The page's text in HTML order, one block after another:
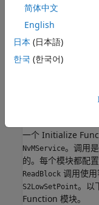
一个 Initialize
NvMService。调用
的。每个模块都配
ReadBlock 调用使
S2LowSetPoint。以
Function 模块。
简体中文
English
日本 (日本語)
한국 (한국어)